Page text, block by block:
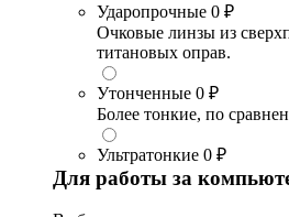
Ударопрочные 0 ₽
Очковые линзы из
титановых оправ.
Утонченные 0 ₽
Более тонкие, по
Ультратонкие 0 ₽
Для работы за